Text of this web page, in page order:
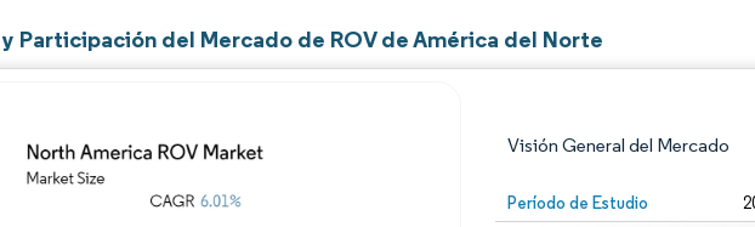
y Participación del Mercado de ROV de América del Norte
Visión General del Mercado
Período de Estudio